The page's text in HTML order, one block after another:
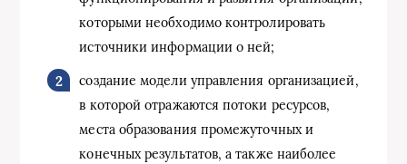
которыми необходимо контролировать
источники информации о ней;
создание модели управления организацией,
в которой отражаются потоки ресурсов,
места образования промежуточных и
конечных результатов, а также наиболее